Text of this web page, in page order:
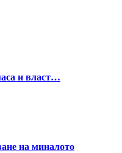
и власт…
на миналото